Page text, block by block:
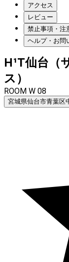
アクセス
レビュー
禁止事項・注
ヘルプ・お問
H¹T仙台（
ス）
ROOM W 08
宮城県仙台市青葉区